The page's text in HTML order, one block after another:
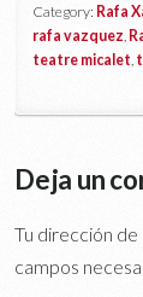
Category: Rafa
rafa vazquez
teatre micalet
Deja un
Tu dirección
campos